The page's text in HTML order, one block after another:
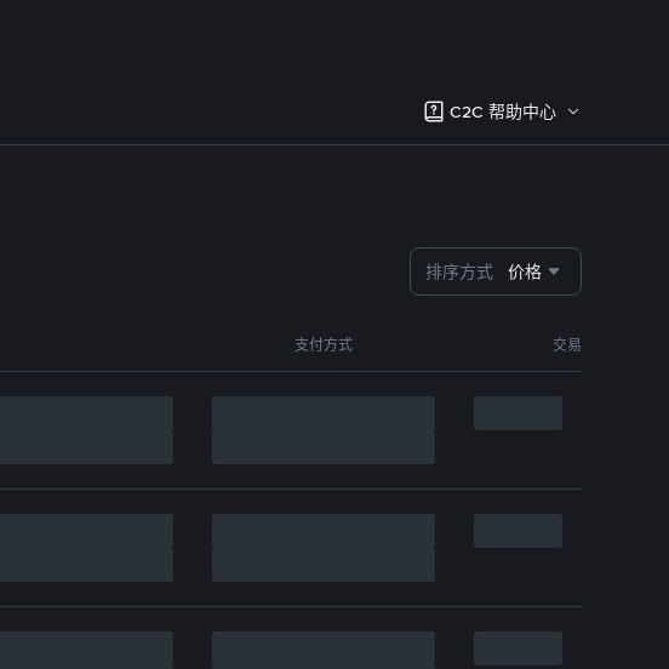
C2C 帮助中心
排序方式 价格
支付方式 交易